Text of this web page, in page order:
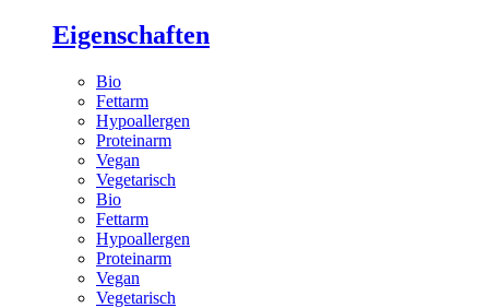
Eigenschaften
Bio
Fettarm
Hypoallergen
Proteinarm
Vegan
Vegetarisch
Bio
Fettarm
Hypoallergen
Proteinarm
Vegan
Vegetarisch